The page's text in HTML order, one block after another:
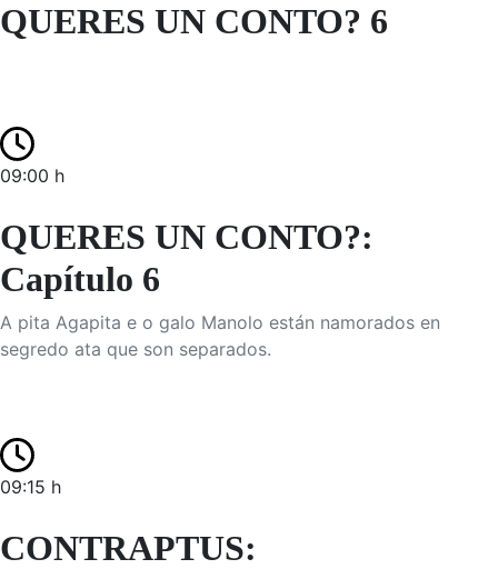
QUERES UN CONTO? 6
09:00 h
QUERES UN CONTO?:
Capítulo 6
A pita Agapita e o galo Manolo están namorados en
segredo ata que son separados.
09:15 h
CONTRAPTUS: